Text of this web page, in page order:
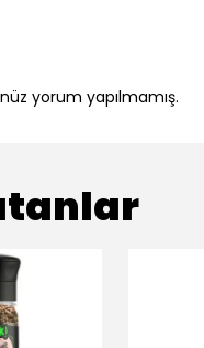
yorum yapılmamış.